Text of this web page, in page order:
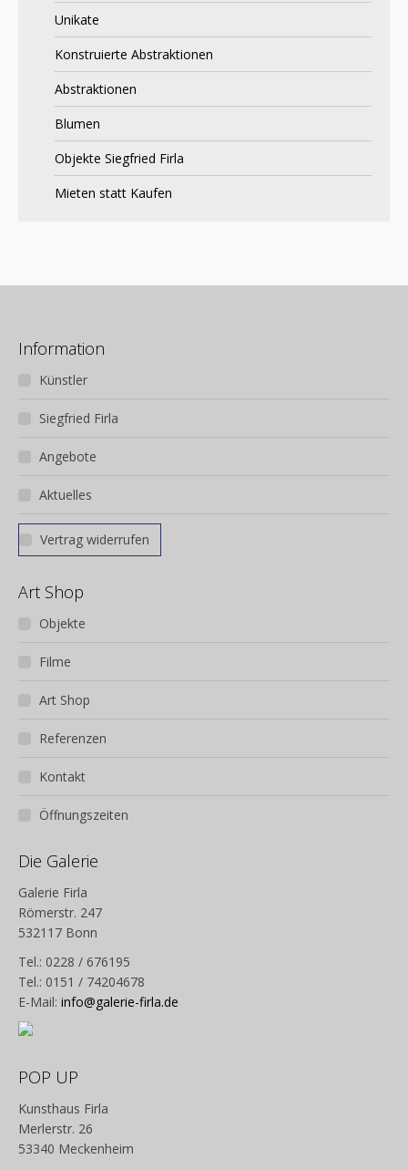
Unikate
Konstruierte Abstraktionen
Abstraktionen
Blumen
Objekte Siegfried Firla
Mieten statt Kaufen
Information
Künstler
Siegfried Firla
Angebote
Aktuelles
Vertrag widerrufen
Art Shop
Objekte
Filme
Art Shop
Referenzen
Kontakt
Öffnungszeiten
Die Galerie
Galerie Firla
Römerstr. 247
532117 Bonn
Tel.: 0228 / 676195
Tel.: 0151 / 74204678
E-Mail: info@galerie-firla.de
POP UP
Kunsthaus Firla
Merlerstr. 26
53340 Meckenheim